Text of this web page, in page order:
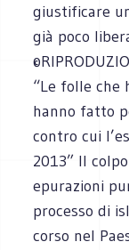
giustificare
già poco
“Le folle che
hanno fatto
contro cui
2013” Il
epurazioni
processo di
corso nel